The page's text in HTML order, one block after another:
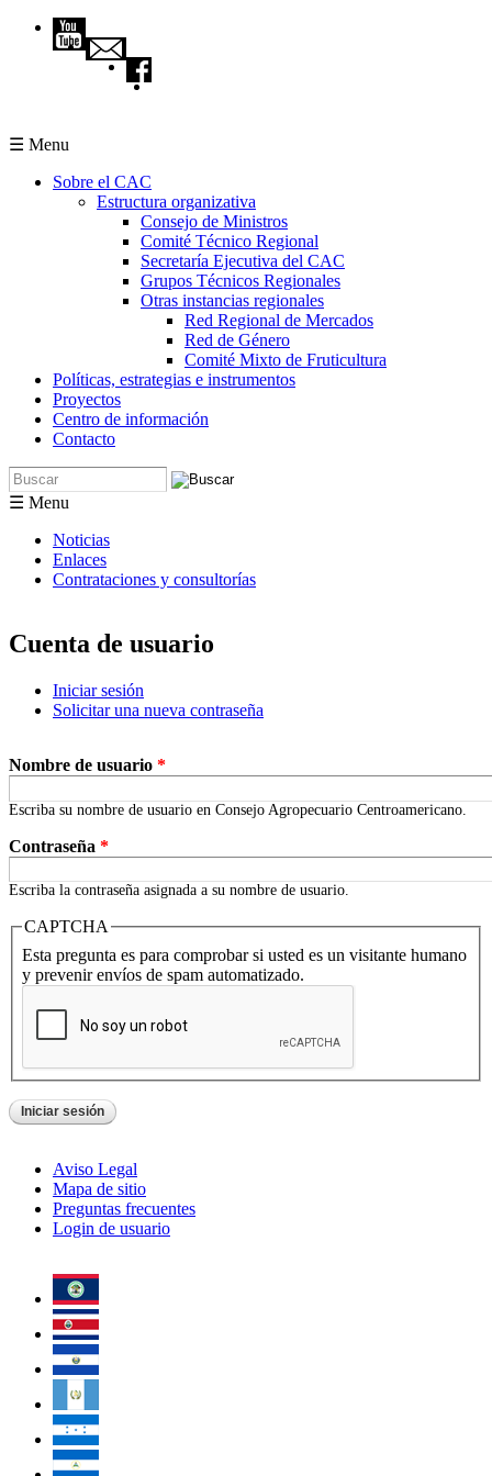
Pasar al contenido principal
☰ Menu
Sobre el CAC
Estructura organizativa
Consejo de Ministros
Comité Técnico Regional
Secretaría Ejecutiva del CAC
Grupos Técnicos Regionales
Otras instancias regionales
Red Regional de Mercados
Red de Género
Comité Mixto de Fruticultura
Políticas, estrategias e instrumentos
Proyectos
Centro de información
Contacto
Formulario de búsqueda
Buscar
☰ Menu
Noticias
Enlaces
Contrataciones y consultorías
Cuenta de usuario
Solapas principales
Iniciar sesión
Solicitar una nueva contraseña
Nombre de usuario *
Escriba su nombre de usuario en Consejo Agropecuario Centroamericano.
Contraseña *
Escriba la contraseña asignada a su nombre de usuario.
CAPTCHA
Esta pregunta es para comprobar si usted es un visitante humano
y prevenir envíos de spam automatizado.
Aviso Legal
Mapa de sitio
Preguntas frecuentes
Login de usuario